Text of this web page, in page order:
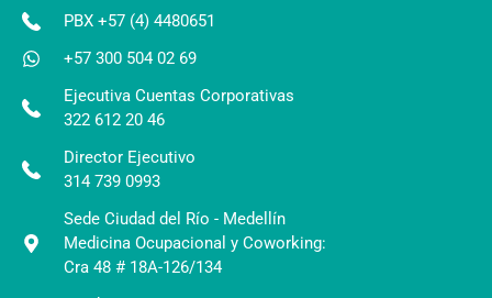
PBX +57 (4) 4480651
+57 300 504 02 69
Ejecutiva Cuentas Corporativas
322 612 20 46
Director Ejecutivo
314 739 0993
Sede Ciudad del Río - Medellín
Medicina Ocupacional y Coworking:
Cra 48 # 18A-126/134